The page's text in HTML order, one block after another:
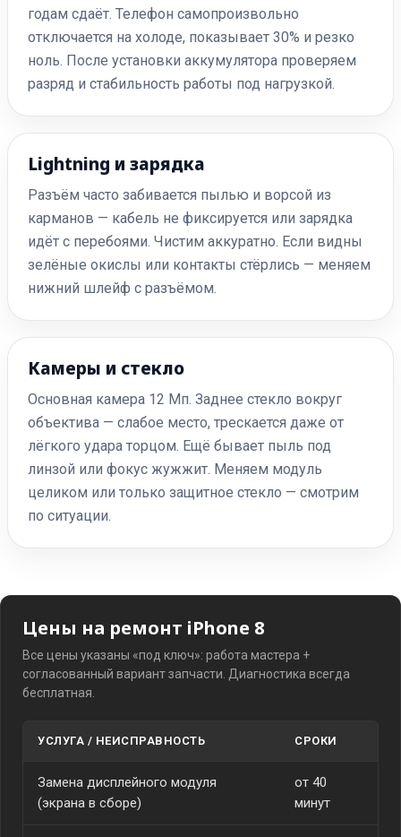
годам сдаёт. Телефон самопроизвольно
отключается на холоде, показывает 30% и резко
ноль. После установки аккумулятора проверяем
разряд и стабильность работы под нагрузкой.
Lightning и зарядка
Разъём часто забивается пылью и ворсой из
карманов — кабель не фиксируется или зарядка
идёт с перебоями. Чистим аккуратно. Если видны
зелёные окислы или контакты стёрлись — меняем
нижний шлейф с разъёмом.
Камеры и стекло
Основная камера 12 Мп. Заднее стекло вокруг
объектива — слабое место, трескается даже от
лёгкого удара торцом. Ещё бывает пыль под
линзой или фокус жужжит. Меняем модуль
целиком или только защитное стекло — смотрим
по ситуации.
Цены на ремонт iPhone 8
Все цены указаны «под ключ»: работа мастера +
согласованный вариант запчасти. Диагностика всегда
бесплатная.
УСЛУГА / НЕИСПРАВНОСТЬ СРОКИ
Замена дисплейного модуля
(экрана в сборе)
от 40
минут